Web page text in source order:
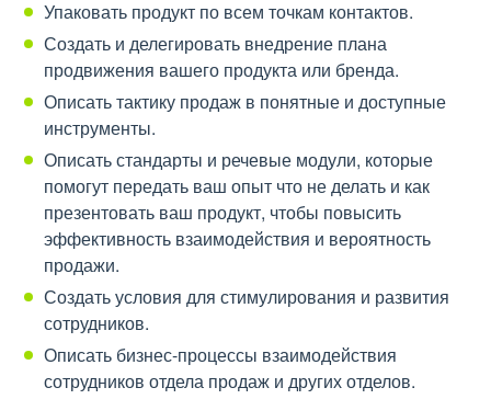
Упаковать продукт по всем точкам контактов.
Создать и делегировать внедрение плана
продвижения вашего продукта или бренда.
Описать тактику продаж в понятные и доступные
инструменты.
Описать стандарты и речевые модули, которые
помогут передать ваш опыт что не делать и как
презентовать ваш продукт, чтобы повысить
эффективность взаимодействия и вероятность
продажи.
Создать условия для стимулирования и развития
сотрудников.
Описать бизнес-процессы взаимодействия
сотрудников отдела продаж и других отделов.